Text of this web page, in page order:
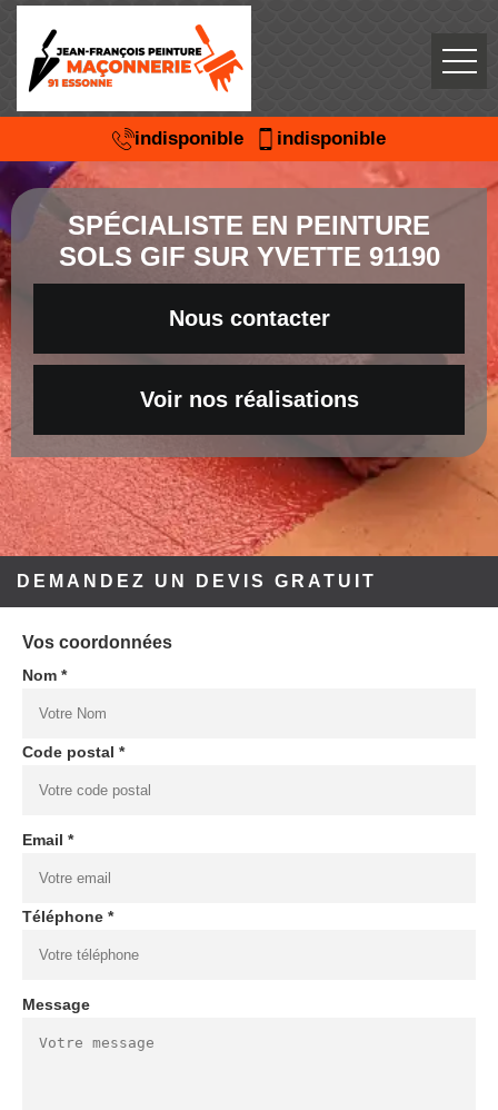
indisponible indisponible
SPÉCIALISTE EN PEINTURE
SOLS GIF SUR YVETTE 91190
Nous contacter
Voir nos réalisations
DEMANDEZ UN DEVIS GRATUIT
Vos coordonnées
Nom *
Code postal *
Email *
Téléphone *
Message